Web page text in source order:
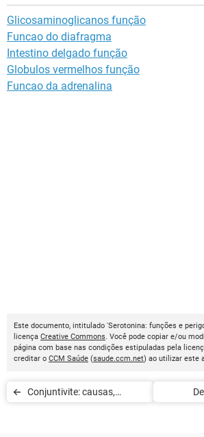
Glicosaminoglicanos função
Funcao do diafragma
Intestino delgado função
Globulos vermelhos função
Funcao da adrenalina
Este documento, intitulado 'Serotonina: funções e
licença Creative Commons. Você pode copiar e/ou
página com base nas condições estipuladas pela
creditar o CCM Saúde (saude.ccm.net) ao utilizar este
Conjuntivite: causas,